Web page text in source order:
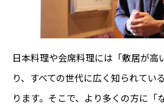
日本料理や会席料理には「敷居が高
り、すべての世代に広く知られてい
ります。そこで、より多くの方に「